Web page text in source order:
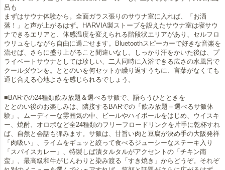
呂も
まずはサウナ体験から。全面ガラス張りのサウナ室に入れば、「お洒
落！」と声が上がるはず。HARVIA製ストーブを設えたサウナ室は寝サウ
ナできるエリアと、体感温度を変えられる階段状エリアがあり、セルフロ
ウリュをしながら自由に過ごせます。Bluetoothスピーカーで好きな音楽を
流せば、さらに盛り上がること間違いなし。しっかり汗をかいた後は、プ
ライベートサウナとしては珍しい、二人同時に入浴できる広さの水風呂で
クールダウンを。ととのいを何セットか繰り返すうちに、言葉がなくても
通じ合える心地よさを感じられるでしょう。
■BARでの24種類飲み放題＆選べるサ飯で、語らうひとときを
ととのい後のお楽しみは、隣接するBARでの「飲み放題＋選べるサ飯体
験」。ムーディーな雰囲気の中、ビールやハイボールをはじめ、ウイスキ
ー、焼酎、オロポなど全24種類のフリーフロードリンクを片手に乾杯すれ
ば、自然と会話も弾みます。サ飯は、甘旨い肉と豆腐が決め手の大阪発祥
「肉吸い」、ライムをギュッと絞って食べるジューシーなステーキ入り
「スパイスカレー」、特製しば漬タルタルがアクセントの「チキン南
蛮」、最高級和牛がじんわりと染み渡る「すき焼き」からどうぞ。それぞ